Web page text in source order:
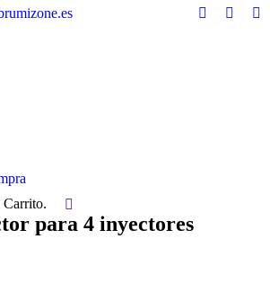
Facebook
Twitter
Carrito.
Buscar:
para 4 inyectores